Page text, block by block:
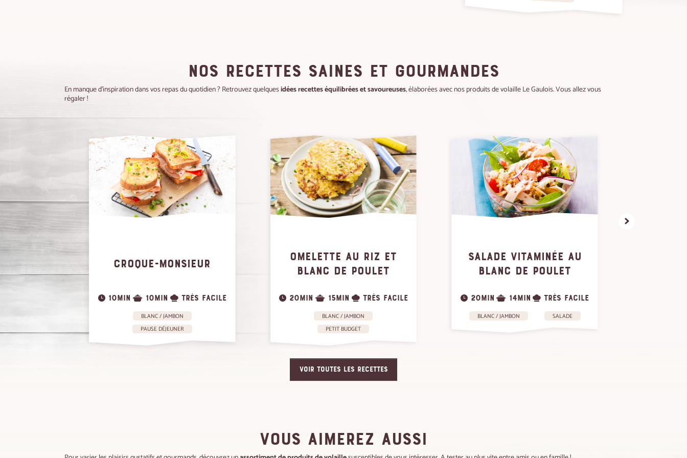
NOS RECETTES SAINES ET GOURMANDES
En manque d'inspiration dans vos repas du quotidien ? Retrouvez quelquesidées recettes équilibrées et savoureuses, élaborées avec nos produits de volaille Le Gaulois. Vous allez vous
régaler !
CROQUE-MONSIEUR
10MIN 10MIN TRÈS FACILE
BLANC / JAMBON
PAUSE DÉJEUNER
OMELETTE AU RIZ ET
BLANC DE POULET
20MIN 15MIN TRÈS FACILE
BLANC / JAMBON
PETIT BUDGET
SALADE VITAMINÉE AU
BLANC DE POULET
20MIN 14MIN TRÈS FACILE
BLANC / JAMBON SALADE
VOIR TOUTES LES RECETTES
VOUS AIMEREZ AUSSI